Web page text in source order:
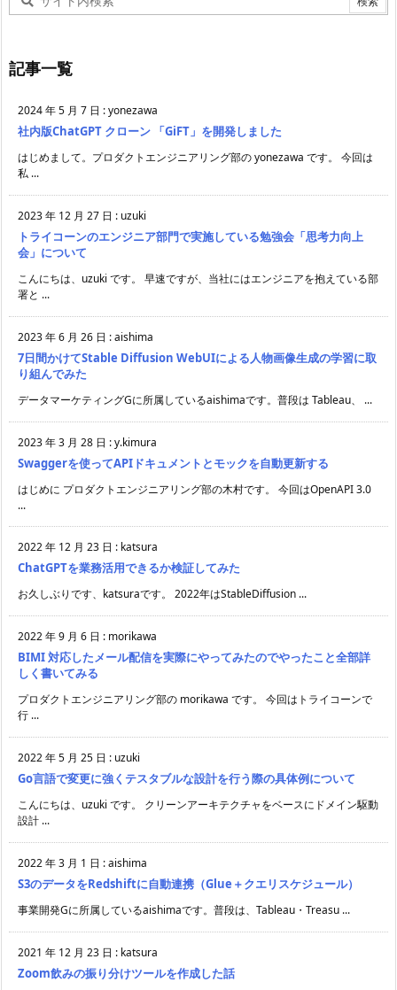
記事一覧
2024 年 5 月 7 日 :yonezawa
社内版ChatGPT クローン 「GiFT」を開発しました
はじめまして。プロダクトエンジニアリング部の yonezawa です。 今回は
私 ...
2023 年 12 月 27 日 : uzuki
トライコーンのエンジニア部門で実施している勉強会「思考力向上
会」について
こんにちは、uzuki です。 早速ですが、当社にはエンジニアを抱えている部
署と ...
2023 年 6 月 26 日 :aishima
7日間かけてStable Diffusion WebUIによる人物画像生成の学習に取
り組んでみた
データマーケティングGに所属しているaishimaです。普段は Tableau、 ...
2023 年 3 月 28 日 :y.kimura
Swaggerを使ってAPIドキュメントとモックを自動更新する
はじめに プロダクトエンジニアリング部の木村です。 今回はOpenAPI 3.0
...
2022 年 12 月 23 日 : katsura
ChatGPTを業務活用できるか検証してみた
お久しぶりです、katsuraです。 2022年はStableDiffusion ...
2022 年 9 月 6 日 : morikawa
BIMI 対応したメール配信を実際にやってみたのでやったこと全部詳
しく書いてみる
プロダクトエンジニアリング部の morikawa です。 今回はトライコーンで
行 ...
2022 年 5 月 25 日 : uzuki
Go言語で変更に強くテスタブルな設計を行う際の具体例について
こんにちは、uzuki です。 クリーンアーキテクチャをベースにドメイン駆動
設計 ...
2022 年 3 月 1 日 :aishima
S3のデータをRedshiftに自動連携（Glue＋クエリスケジュール）
事業開発Gに所属しているaishimaです。普段は、Tableau・Treasu ...
2021 年 12 月 23 日 : katsura
Zoom飲みの振り分けツールを作成した話